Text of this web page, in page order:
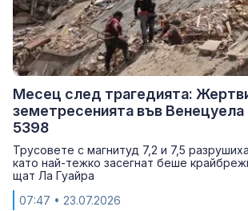
Месец след трагедията:
земетресенията във Венецуела
5398
Трусовете с магнитуд 7,2 и 7,5
като най-тежко засегнат беше
щат Ла Гуайра
07:47 • 23.07.2026